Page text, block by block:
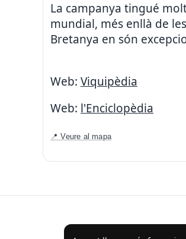
La campanya tingué
mundial, més enllà de
Bretanya en són
Web: Viquipèdia
Web: l'Enciclopèdia
📍 Veure al mapa